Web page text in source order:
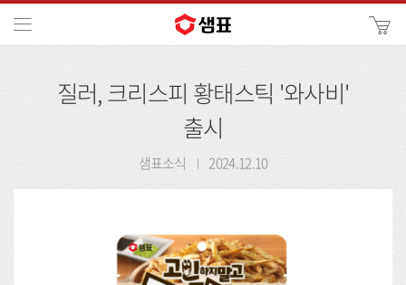
색
질러, 크리스피 황태스틱 '와사비'
출시
샘표소식 2024.12.10